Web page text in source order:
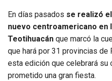
En días pasados se realizó
nuevo centroamericano en
Teotihuacán que marcó la
que hará por 31 provincias de
esta edición que celebrará su
prometido una gran fiesta.